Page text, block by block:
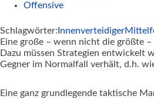
Offensive
Schlagwörter: Innenverteidiger
Eine große – wenn nicht die größte
Dazu müssen Strategien entwickelt
Gegner im Normalfall verhält, d.h.
Eine ganz grundlegende taktische